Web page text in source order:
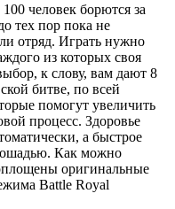
человек борются за
тех пор пока не
отряд. Играть нужно
из которых своя
к слову, вам дают 8
битве, по всей
помогут увеличить
процесс. Здоровье
а быстрое
Как можно
оригинальные
Battle Royal